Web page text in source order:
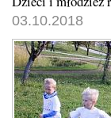
03.10.2018